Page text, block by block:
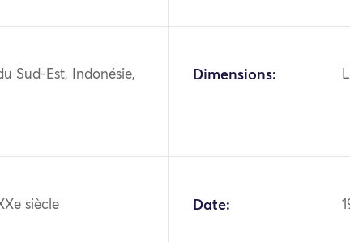
Sud-Est, Indonésie,
Dimensions:
siècle Date: